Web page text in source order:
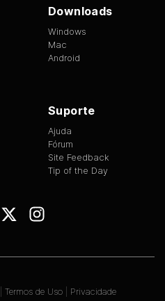
Downloads
Windows
Mac
Android
Suporte
Ajuda
Fórum
Site Feedback
Tip of the Day
Termos de Uso| Privacidade